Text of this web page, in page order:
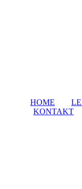
HOME
KONTAKT